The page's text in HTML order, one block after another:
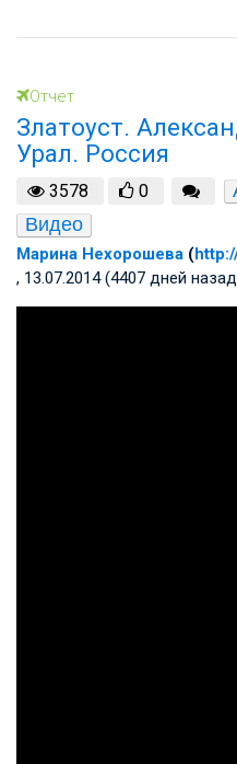
Отчет
Златоуст.
Урал. Россия
3578 0
Видео
Марина Нехорошева (
, 13.07.2014 (4407 дней